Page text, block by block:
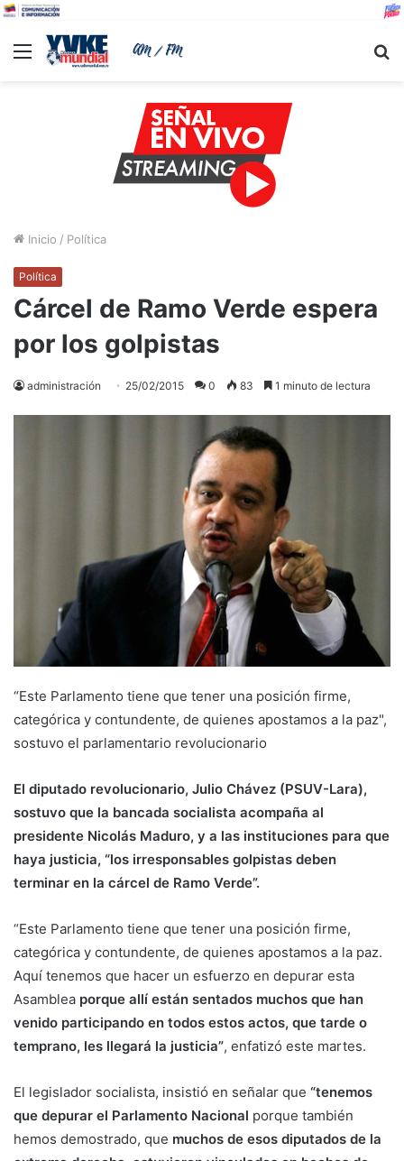
Menu
Inicio / Política
Política
Cárcel de Ramo Verde espera
por los golpistas
administración 25/02/2015 0 83 1 minuto de lectura
“Este Parlamento tiene que tener una posición firme,
categórica y contundente, de quienes apostamos a la paz",
sostuvo el parlamentario revolucionario
El diputado revolucionario, Julio Chávez (PSUV-Lara),
sostuvo que la bancada socialista acompaña al
presidente Nicolás Maduro, y a las instituciones para que
haya justicia, “los irresponsables golpistas deben
terminar en la cárcel de Ramo Verde”.
“Este Parlamento tiene que tener una posición firme,
categórica y contundente, de quienes apostamos a la paz.
Aquí tenemos que hacer un esfuerzo en depurar esta
Asamblea porque allí están sentados muchos que han
venido participando en todos estos actos, que tarde o
temprano, les llegará la justicia”, enfatizó este martes.
El legislador socialista, insistió en señalar que “tenemos
que depurar el Parlamento Nacional porque también
hemos demostrado, que muchos de esos diputados de la